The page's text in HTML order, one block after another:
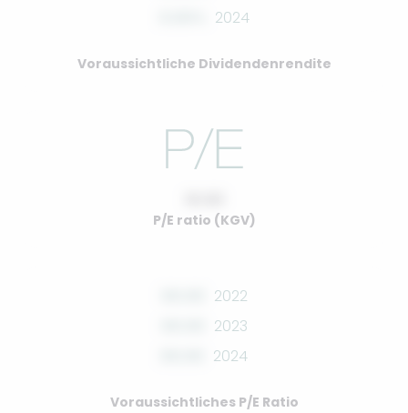
2024
Voraussichtliche Dividendenrendite
P/E ratio (KGV)
2022
2023
2024
Voraussichtliches P/E Ratio